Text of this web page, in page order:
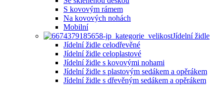
S kovovým rámem
Na kovových nohách
Mobilní
Jídelní židle
Jídelní židle celodřevěné
Jídelní židle celoplastové
Jídelní židle s kovovými nohami
Jídelní židle s plastovým sedákem a opěrákem
Jídelní židle s dřevěným sedákem a opěrákem